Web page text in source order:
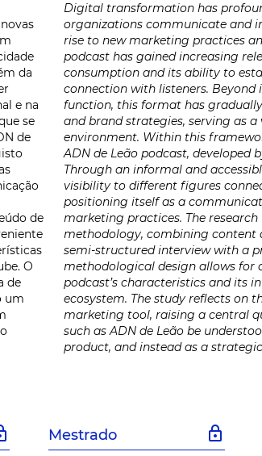
da
e na
se
de
de
O
de
um
Digital transformation has
organizations communicate and
rise to new marketing practices
podcast has gained increasing
consumption and its ability to
connection with listeners.
function, this format has
and brand strategies, serving as
environment. Within this
ADN de Leão podcast, developed
Through an informal and
visibility to different figures
positioning itself as a
marketing practices. The
methodology, combining content
semi-structured interview with a
methodological design allows for
podcast’s characteristics and its
ecosystem. The study reflects on
marketing tool, raising a central
such as ADN de Leão be
product, and instead as a
Mestrado lock